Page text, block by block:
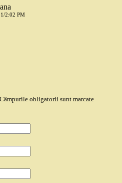
2:02 PM
Câmpurile obligatorii sunt marcate